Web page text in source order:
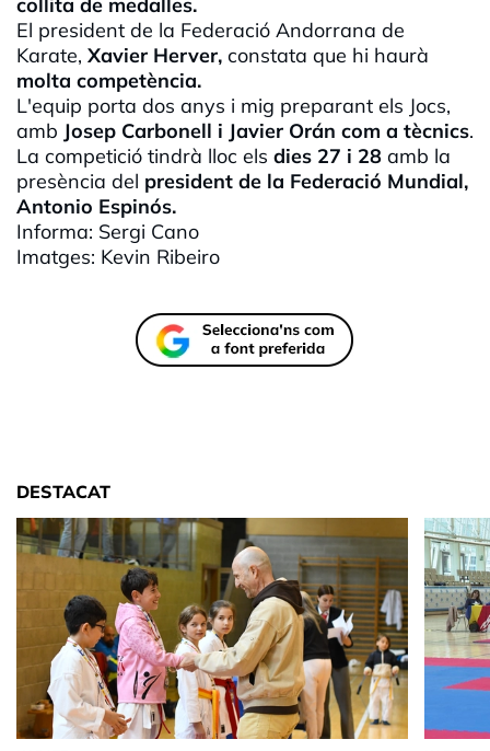
collita de medalles.
El president de la Federació Andorrana de
Karate, Xavier Herver, constata que hi haurà
molta competència.
L'equip porta dos anys i mig preparant els Jocs,
amb Josep Carbonell i Javier Orán com a tècnics.
La competició tindrà lloc els dies 27 i 28 amb la
presència del president de la Federació Mundial,
Antonio Espinós.
Informa: Sergi Cano
Imatges: Kevin Ribeiro
DESTACAT